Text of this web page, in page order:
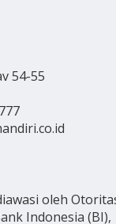
54-55
oleh
Indonesia (BI),